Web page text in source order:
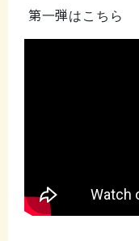
第一弾はこちら